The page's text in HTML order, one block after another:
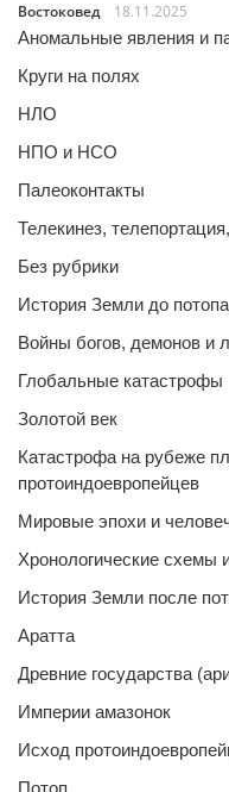
Востоковед
18.11.2025
Аномальные явления и
Круги на полях
НЛО
НПО и НСО
Палеоконтакты
Телекинез,
Без рубрики
История Земли до
Войны богов, демонов и
Глобальные катастрофы
Золотой век
Катастрофа на рубеже
протоиндоевропейцев
Мировые эпохи и
Хронологические схемы
История Земли после
Аратта
Древние государства
Империи амазонок
Исход
Потоп